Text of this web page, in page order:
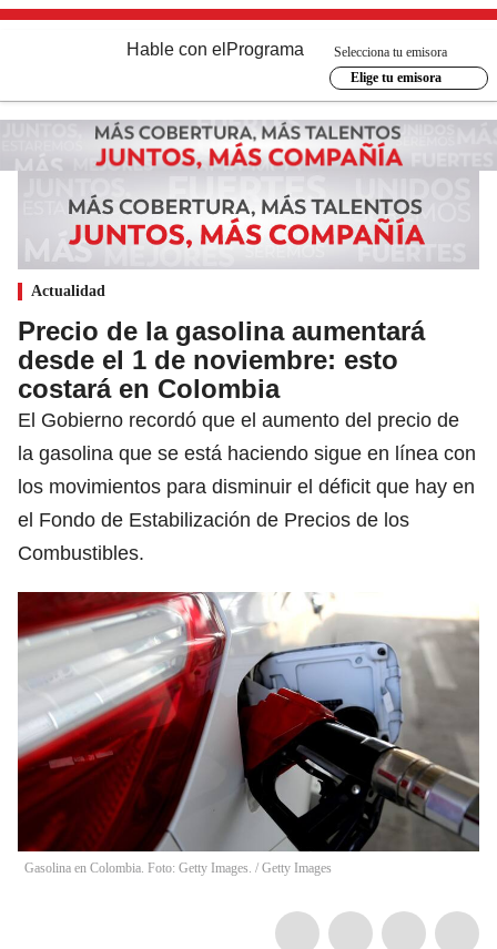
Hable con el Programa
Selecciona tu emisora
Elige tu emisora
Actualidad
Precio de la gasolina aumentará
desde el 1 de noviembre: esto
costará en Colombia
El Gobierno recordó que el aumento del precio de
la gasolina que se está haciendo sigue en línea con
los movimientos para disminuir el déficit que hay en
el Fondo de Estabilización de Precios de los
Combustibles.
Gasolina en Colombia. Foto: Getty Images. / Getty Images